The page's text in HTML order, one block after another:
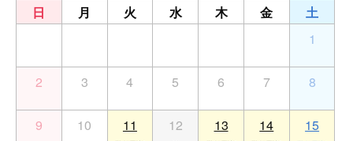
日 月 火 水 木 金
土
1
2 3 4 5 6 7 8
9 10 11 12 13 14 15